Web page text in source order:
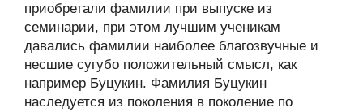
приобретали фамилии при выпуске из
семинарии, при этом лучшим ученикам
давались фамилии наиболее благозвучные и
несшие сугубо положительный смысл, как
например Буцукин. Фамилия Буцукин
наследуется из поколения в поколение по